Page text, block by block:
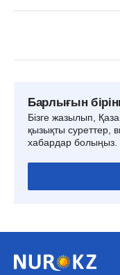
Барлығын
Бізге жазылып,
қызықты суреттер,
хабардар болыңыз.